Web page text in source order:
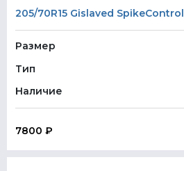
205/70R15 Gislaved
Размер
Тип
Наличие
7800 ₽